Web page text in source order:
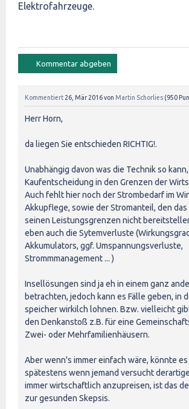
Elektrofahrzeuge.
Kommentiert 26, Mär 2016von Martin Schorlies (950
Herr Horn,
da liegen Sie entschieden RICHTIG!.
Unabhängig davon was die Technik so
Kaufentscheidung in den Grenzen der
Auch fehlt hier noch der Strombedarf im
Akkupflege, sowie der Stromanteil, den das
seinen Leistungsgrenzen nicht
eben auch die Sytemverluste
Akkumulators, ggf. Umspannungsverluste,
Strommmanagement ... )
Insellösungen sind ja eh in einem ganz
betrachten, jedoch kann es Fälle geben, in
speicher wirkilch lohnen. Bzw. vielleicht
den Denkanstoß z.B. für eine
Zwei- oder Mehrfamilienhäusern.
Aber wenn's immer einfach wäre, könnte es
spätestens wenn jemand versucht
immer wirtschaftlich anzupreisen, ist das
zur gesunden Skepsis.